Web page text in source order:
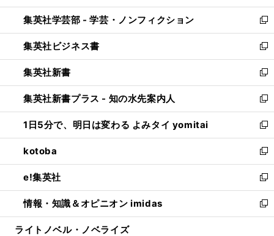
開
く
ウ
で
開
く
ン
ド
ウ
で
開
く
ウ
ィ
ン
ド
ウ
で
開
く
集英社学芸部 - 学芸・ノンフィクション
新
し
い
ウ
ィ
ン
ド
ウ
で
開
く
集英社ビジネス書
新
し
い
ウ
ィ
ン
ド
ウ
で
開
く
集英社新書
新
し
い
ウ
ィ
ン
ド
ウ
で
開
く
集英社新書プラス - 知の水先案内人
新
し
い
ウ
ィ
ン
ド
ウ
で
開
1日5分で、明日は変わる よみタイ yomitai
新
し
い
ウ
ィ
ン
ド
ウ
kotoba
新
し
い
ウ
ィ
ン
e!集英社
新
し
い
ウ
情報・知識＆オピニオン imidas
新
し
ライトノベル・ノベライズ